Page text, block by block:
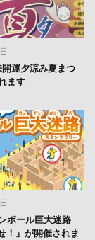
開運夕涼み夏まつ
ます
ボール巨大迷路
！』が開催されま